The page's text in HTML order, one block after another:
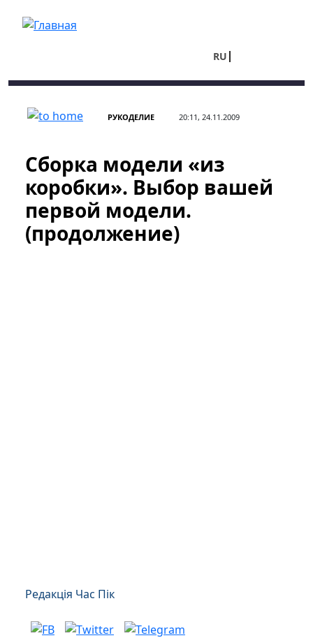
RU
РУКОДЕЛИЕ 20:11, 24.11.2009
Сборка модели «из
коробки». Выбор вашей
первой модели.
(продолжение)
Редакція Час Пік